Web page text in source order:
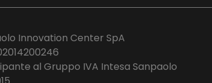
per attivare processi di
l'irrigazione o il raffreddamento di
Innovation Center SpA
al Gruppo IVA Intesa Sanpaolo